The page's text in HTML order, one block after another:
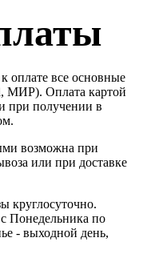
оплате все основные
МИР). Оплата картой
и при получении в
возможна при
или при доставке
круглосуточно.
с Понедельника по
- выходной день,